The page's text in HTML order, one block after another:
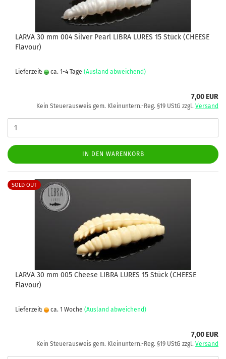
LARVA 30 mm 004 Silver Pearl LIBRA LURES 15 Stück (CHEESE
Flavour)
Lieferzeit: ca. 1-4 Tage (Ausland abweichend)
7,00 EUR
Kein Steuerausweis gem. Kleinuntern.-Reg. §19 UStG zzgl. Versand
IN DEN WARENKORB
SOLD OUT
LARVA 30 mm 005 Cheese LIBRA LURES 15 Stück (CHEESE
Flavour)
Lieferzeit: ca. 1 Woche (Ausland abweichend)
7,00 EUR
Kein Steuerausweis gem. Kleinuntern.-Reg. §19 UStG zzgl. Versand